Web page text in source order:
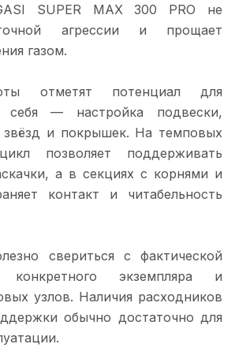
SUPER MAX 300 PRO не
агрессии и прощает
газом.
отметят потенциал для
себя — настройка подвески,
звёзд и покрышек. На темповых
позволяет поддерживать
а в секциях с корнями и
контакт и читабельность
свериться с фактической
конкретного экземпляра и
узлов. Наличия расходников
обычно достаточно для